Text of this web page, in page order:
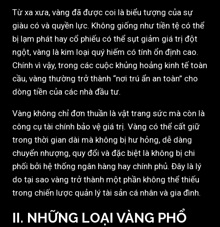
Từ xa xưa, vàng đã được coi là biểu tượng của sự
giàu có và quyền lực. Không giống như tiền tệ có thể
bị lạm phát hay cổ phiếu có thể sụt giảm giá trị đột
ngột, vàng là kim loại quý hiếm có tính ổn định cao.
Chính vì vậy, trong các cuộc khủng hoảng kinh tế toàn
cầu, vàng thường trở thành “nơi trú ẩn an toàn” cho
dòng tiền của các nhà đầu tư.
Vàng không chỉ đơn thuần là vật trang sức mà còn là
công cụ tài chính bảo vệ giá trị. Vàng có thể cất giữ
trong thời gian dài mà không bị hư hỏng, dễ dàng
chuyển nhượng, quy đổi và đặc biệt là không bị chi
phối bởi hệ thống ngân hàng hay chính phủ. Đây là lý
do tại sao vàng trở thành một phần không thể thiếu
trong chiến lược quản lý tài sản cá nhân và gia đình.
II. NHỮNG LOẠI VÀNG PHỔ